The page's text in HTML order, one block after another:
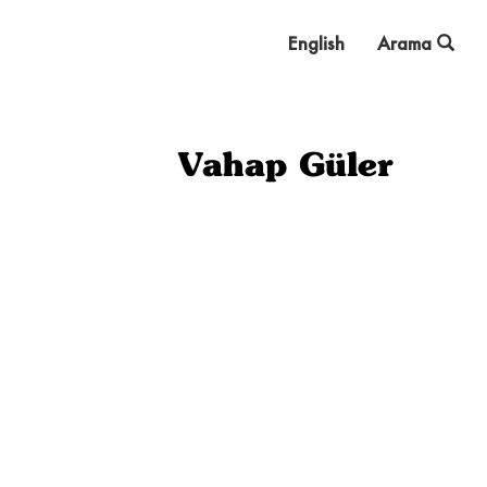
Arama
English
Vahap Güler